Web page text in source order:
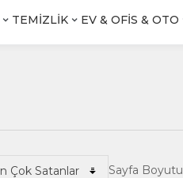
TEMİZLİK EV & OFİS & OTO
Sayfa Boyutu